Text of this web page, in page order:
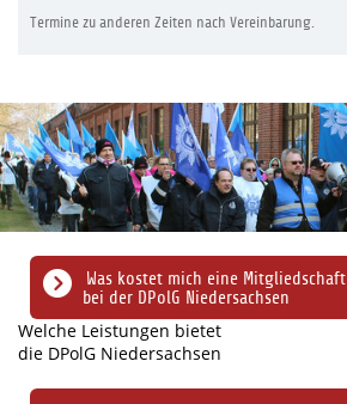
Termine zu anderen Zeiten nach Vereinbarung.
Was kostet mich eine Mitgliedschaft
bei der DPolG Niedersachsen
Welche Leistungen bietet
die DPolG Niedersachsen